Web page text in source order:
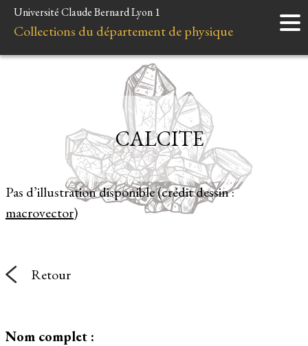
Accueil
Instruments
Liens et ressources
Université Claude Bernard Lyon 1
Collections du département de physique
Pas d’illustration disponible (crédit dessin :
macrovector)
CALCITE
Retour
Nom complet :